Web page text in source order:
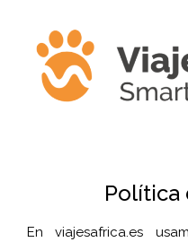
Política
​En viajesafrica.es